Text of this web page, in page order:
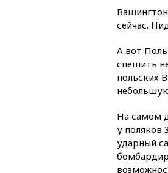
сейчас.
А вот
спешить
польских
небольшую
На самом
у поляков
ударный